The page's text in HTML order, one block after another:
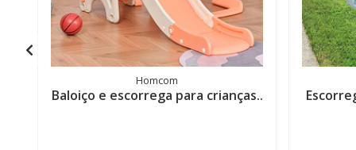
Homcom
Baloiço e escorrega para crianças..